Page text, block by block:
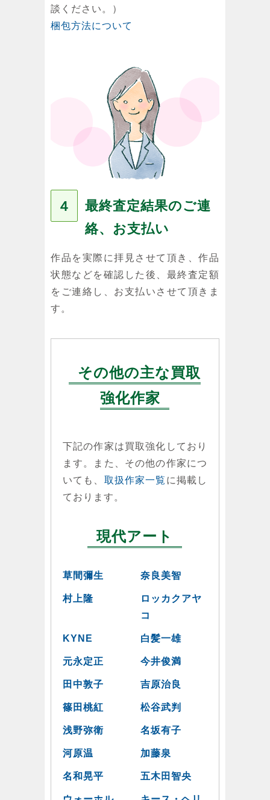
談ください。）
梱包方法について
４
最終査定結果のご連
絡、お支払い
作品を実際に拝見させて頂き、作品
状態などを確認した後、最終査定額
をご連絡し、お支払いさせて頂きま
す。
その他の主な買取
強化作家
下記の作家は買取強化しており
ます。また、その他の作家につ
いても、 取扱作家一覧 に掲載し
ております。
現代アート
草間彌生 奈良美智
村上隆
ロッカクアヤ
コ
KYNE 白髪一雄
元永定正 今井俊満
田中敦子 吉原治良
篠田桃紅 松谷武判
浅野弥衛 名坂有子
河原温 加藤泉
名和晃平 五木田智央